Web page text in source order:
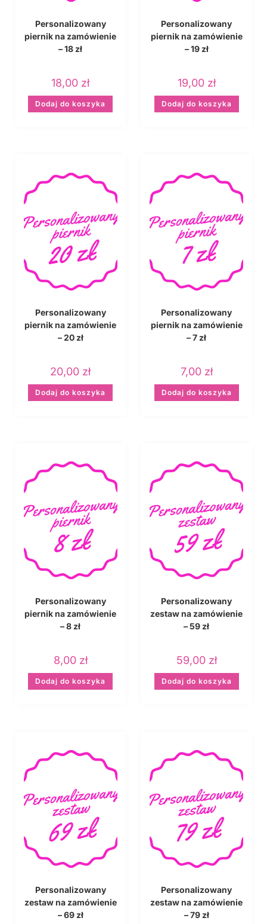
Personalizowany
piernik na zamówienie
– 18 zł
18,00 zł
Dodaj do koszyka
Personalizowany
piernik na zamówienie
– 19 zł
19,00 zł
Dodaj do koszyka
Personalizowany
piernik na zamówienie
– 20 zł
20,00 zł
Dodaj do koszyka
Personalizowany
piernik na zamówienie
– 7 zł
7,00 zł
Dodaj do koszyka
Personalizowany
piernik na zamówienie
– 8 zł
8,00 zł
Dodaj do koszyka
Personalizowany
zestaw na zamówienie
– 59 zł
59,00 zł
Dodaj do koszyka
Personalizowany
zestaw na zamówienie
– 69 zł
Personalizowany
zestaw na zamówienie
– 79 zł